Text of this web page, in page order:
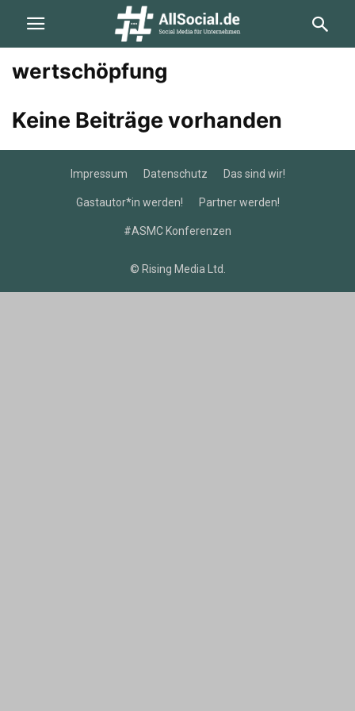
wertschöpfung
Keine Beiträge vorhanden
Impressum Datenschutz Das sind wir!
Gastautor*in werden! Partner werden!
#ASMC Konferenzen
© Rising Media Ltd.